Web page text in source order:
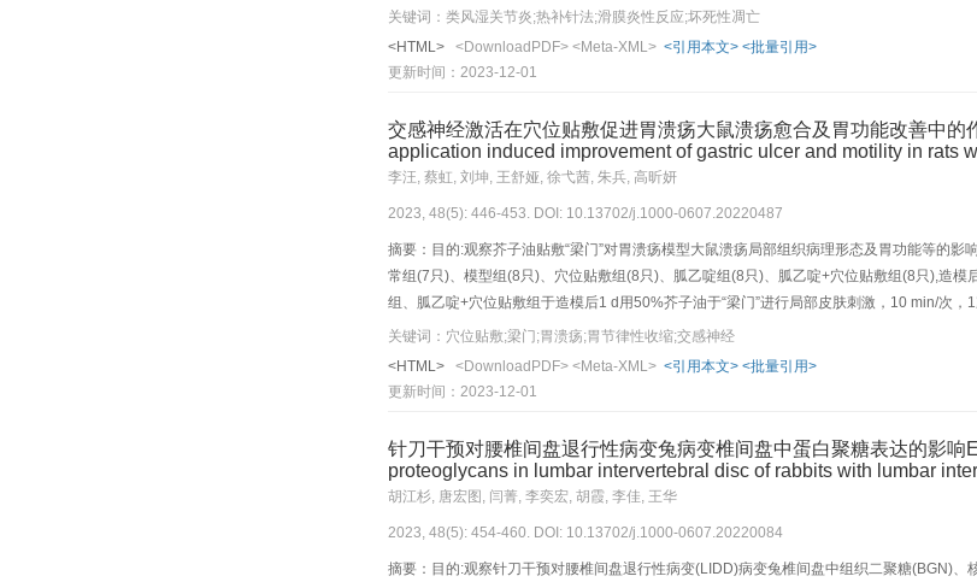
兔膝关节皮温、周径；彩色多普勒超声观察各组家兔膝关节腔积液、滑膜厚度及内部血流
清肿瘤坏死因子(TNF)-α、白细胞介素(IL)-1β及IL-6含量；透射电镜法观察各组家兔膝关节
蛋白(RIPK)1、RIPK3、混合谱系激酶结构域样蛋白(MLKL)、磷酸化(p)-MLKL的表达。结
镜示细胞膜完整性破坏，线粒体肿胀甚则破裂呈空泡样，细胞核破裂明显，染色质、核仁
(P<0.01)。与模型组比较，抑制剂组、捻转补法组、热补针法组膝关节皮温均升高，周径
胞增生、炎性细胞浸润不同程度减轻；血清TNF-α、IL-1β及IL-6含量降低(P<0.01,P<0.05);
炎性反应，其机制可能与抑制滑膜细胞坏死性凋亡有关。
关键词：类风湿关节炎;热补针法;滑膜炎性反应;坏死性凋亡
<HTML>
<DownloadPDF> <Meta-XML> <引用本文> <批量引用>
更新时间：2023-12-01
交感神经激活在穴位贴敷促进胃溃疡大鼠溃疡愈合及胃功能改善中
application induced improvement of gastric ulcer and motility in rats
李汪, 蔡虹, 刘坤, 王舒娅, 徐弋茜, 朱兵, 高昕妍
2023, 48(5): 446-453. DOI: 10.13702/j.1000-0607.20220487
摘要：目的:观察芥子油贴敷“梁门”对胃溃疡模型大鼠溃疡局部组织病理形态及胃功能等的
常组(7只)、模型组(8只)、穴位贴敷组(8只)、胍乙啶组(8只)、胍乙啶+穴位贴敷组(8只),造
组、胍乙啶+穴位贴敷组于造模后1 d用50%芥子油于“梁门”进行局部皮肤刺激，10 min/次
腔注射，1次/d,连续10 d。于第0、1、3、7、9天记录大鼠体质量，并于第10天检测大鼠
变化。结果:与正常组比较，模型组大鼠体质量比值、胃内压力蠕动波频率、胃肌电慢波频
损伤、黏膜下层水肿、出血性损伤、炎性细胞浸润)均升高(P<0.001)。与模型组比较，穴位
鼠胃内压力蠕动波频率降低(P<0.05)。与穴位贴敷组比较，胍乙啶组大鼠体质量比值、胃
大(P<0.05),胃组织病理学总评分、上皮细胞损伤评分、黏膜下层水肿评分、出血性损伤评
压力蠕动波频率、胃肌电慢波频率均降低(P<0.05,P<0.001,P<0.01),溃疡面积增大(P<0.05),
关键词：穴位贴敷;梁门;胃溃疡;胃节律性收缩;交感神经
<HTML>
<DownloadPDF> <Meta-XML> <引用本文> <批量引用>
更新时间：2023-12-01
针刀干预对腰椎间盘退行性病变兔病变椎间盘中蛋白聚糖表达的影
proteoglycans in lumbar intervertebral disc of rabbits with lumbar
胡江杉, 唐宏图, 闫菁, 李奕宏, 胡霞, 李佳, 王华
2023, 48(5): 454-460. DOI: 10.13702/j.1000-0607.20220084
摘要：目的:观察针刀干预对腰椎间盘退行性病变(LIDD)病变兔椎间盘中组织二聚糖(BGN)